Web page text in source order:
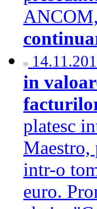
in
platesc
Maestro,
intr-o
euro.